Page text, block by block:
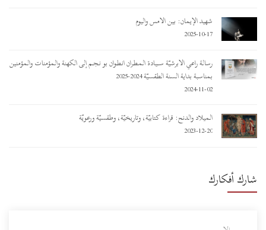
شهيد الإيمان: بين الأمس واليوم
2025-10-17
رسالة راعي الأبرشيّة ســـيـادة المـطـران أنـطـوان بو نـجـم إلى الكهنة والمؤمنات والمؤمنين
بمناسبة بداية السنة الطقسيّة 2024-2025
2024-11-02
الميلاد والدنح: قراءة كتابيّة، وتاريخيّة، وطقسيّة ورعويّة
2023-12-20
شارك أفكارك